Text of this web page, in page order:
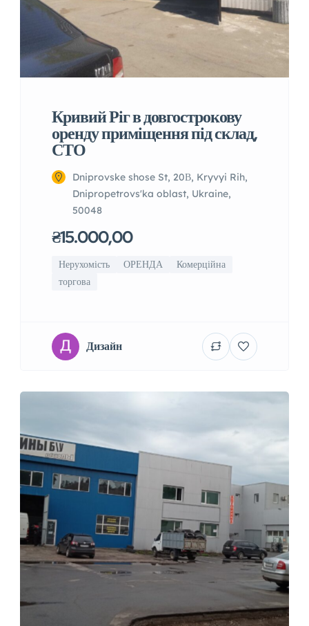
Кривий Ріг в довгострокову
оренду приміщення під склад,
СТО
Dniprovske shose St, 20В, Kryvyi Rih,
Dnipropetrovs'ka oblast, Ukraine,
50048
₴15.000,00
Нерухомість ОРЕНДА
Комерційна
торгова
Дизайн